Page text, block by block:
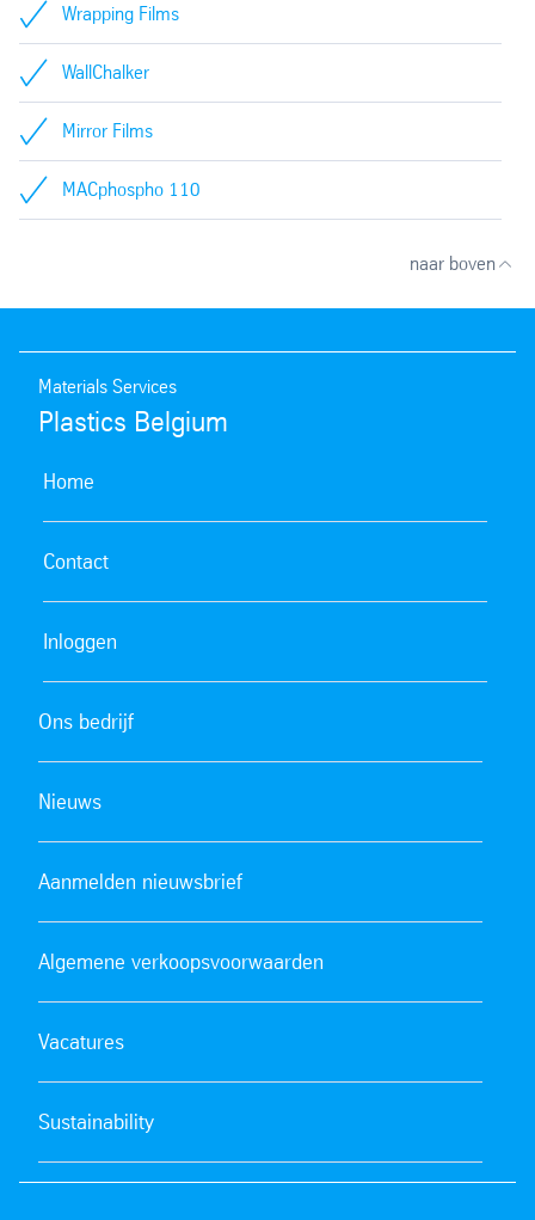
Wrapping Films
WallChalker
Mirror Films
MACphospho 110
naar boven
Materials Services
Plastics Belgium
Home
Contact
Inloggen
Ons bedrijf
Nieuws
Aanmelden nieuwsbrief
Algemene verkoopsvoorwaarden
Vacatures
Sustainability